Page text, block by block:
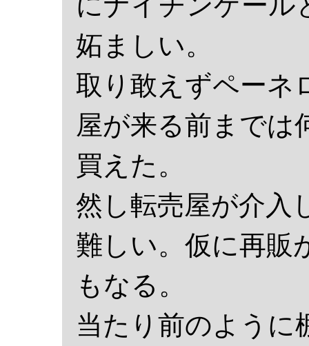
妬ましい。
取り敢えずペーネ
屋が来る前までは
買えた。
然し転売屋が介入
難しい。仮に再販
もなる。
当たり前のように